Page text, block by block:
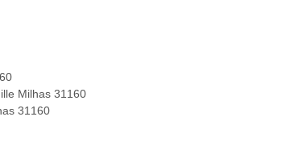
Milhas 31160
31160